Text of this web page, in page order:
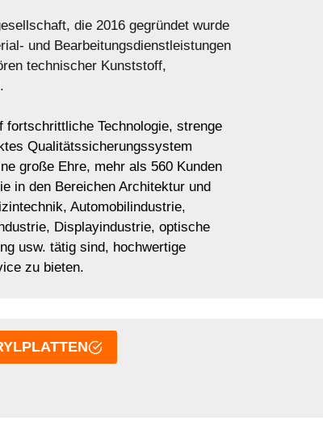
die 2016 gegründet wurde
und Bearbeitungsdienstleistungen
technischer Kunststoff,
fortschrittliche Technologie, strenge
Qualitätssicherungssystem
große Ehre, mehr als 560 Kunden
in den Bereichen Architektur und
Automobilindustrie,
Displayindustrie, optische
usw. tätig sind, hochwertige
zu bieten.